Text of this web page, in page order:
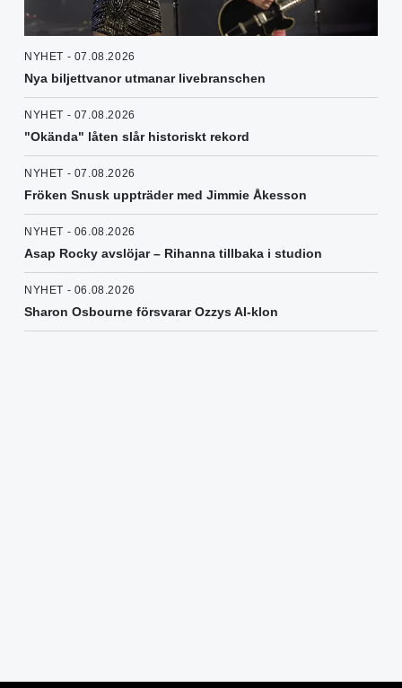
NYHET - 07.08.2026
Nya biljettvanor utmanar livebranschen
NYHET - 07.08.2026
"Okända" låten slår historiskt rekord
NYHET - 07.08.2026
Fröken Snusk uppträder med Jimmie Åkesson
NYHET - 06.08.2026
Asap Rocky avslöjar – Rihanna tillbaka i studion
NYHET - 06.08.2026
Sharon Osbourne försvarar Ozzys AI-klon